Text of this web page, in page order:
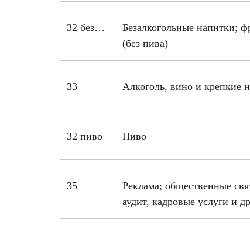
32 безалкогольные
Безалкогольные напитки;
(без пива)
33 Алкоголь, вино и крепкие
32 пиво Пиво
35
Реклама; общественные
аудит, кадровые услуги и